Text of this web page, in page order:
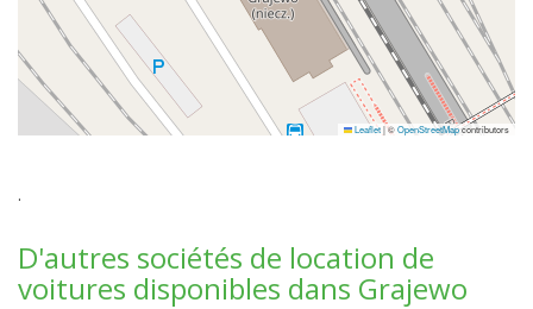
Leaflet|©OpenStreetMapcontributors
.
D'autres sociétés de location de
voitures disponibles dans Grajewo